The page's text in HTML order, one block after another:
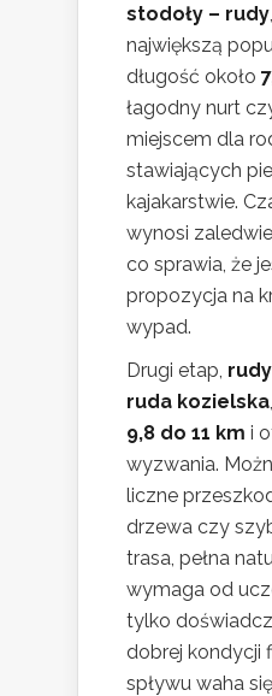
stodoły – rudy
największą
długość około
łagodny nurt
miejscem dla
stawiających
kajakarstwie.
wynosi zaledwie
co sprawia, że
propozycja na
wypad.
Drugi etap,
ruda kozielska
9,8 do 11 km i
wyzwania.
liczne
drzewa czy
trasa, pełna
wymaga od
tylko
dobrej kondycji
spływu waha